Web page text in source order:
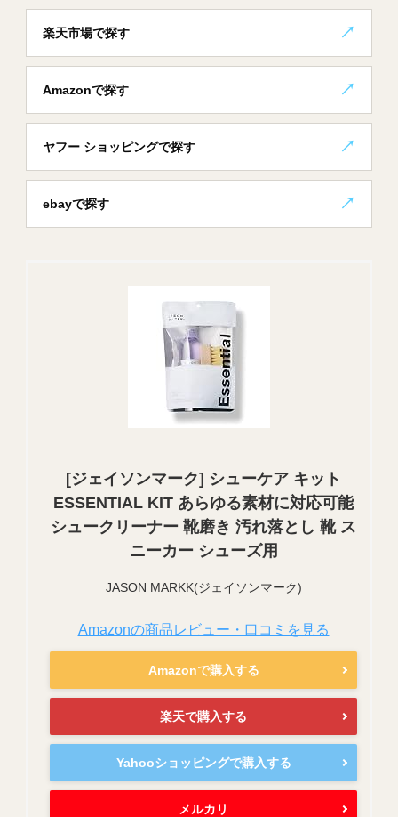
楽天市場で探す
Amazonで探す
ヤフー ショッピングで探す
ebayで探す
[ジェイソンマーク] シューケア キット
ESSENTIAL KIT あらゆる素材に対応可能
シュークリーナー 靴磨き 汚れ落とし 靴 ス
ニーカー シューズ用
JASON MARKK(ジェイソンマーク)
Amazonの商品レビュー・口コミを見る
Amazonで購入する
楽天で購入する
Yahooショッピングで購入する
メルカリ